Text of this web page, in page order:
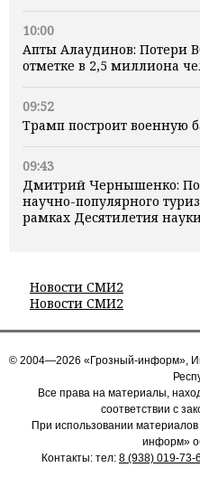
10:00
Апты Алаудинов: Потери
отметке в 2,5 миллиона
09:52
Трамп построит военную
09:43
Дмитрий Чернышенко:
научно-популярного
рамках Десятилетия
Новости СМИ2
Новости СМИ2
© 2004—2026 «Грозный-информ»,
Все права на материалы,
соответствии с
При использовании
информ»
Контакты: тел: 8 (938) 019-73-